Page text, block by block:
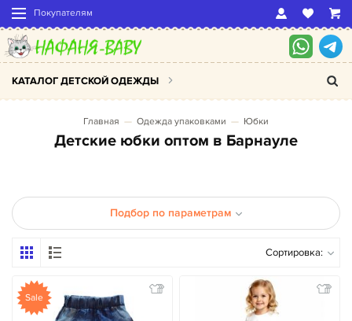
Покупателям
КАТАЛОГ ДЕТСКОЙ ОДЕЖДЫ
Главная Одежда упаковками Юбки
Детские юбки оптом в Барнауле
Подбор по параметрам
Сортировка:
Sale